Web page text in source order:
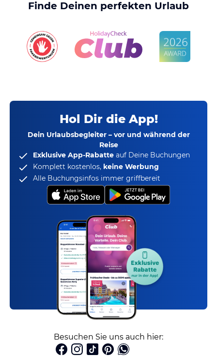
Finde Deinen perfekten Urlaub
Hol Dir die App!
Dein Urlaubsbegleiter – vor und während der
Reise
Exklusive App-Rabatte auf Deine Buchungen
Komplett kostenlos, keine Werbung
Alle Buchungsinfos immer griffbereit
Besuchen Sie uns auch hier: